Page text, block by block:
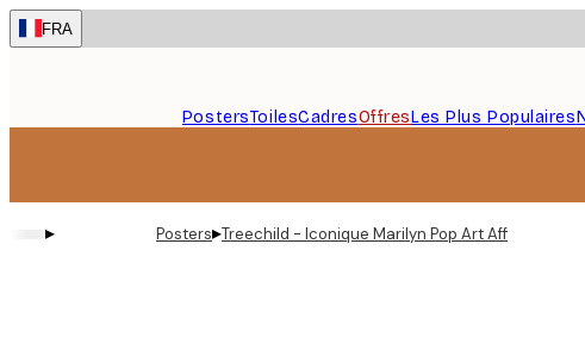
Skip
to
FRA
PostersToilesCadresOffresLes Plus Populaires
▸ Posters▸Treechild - Iconique Marilyn Pop Art Affiche